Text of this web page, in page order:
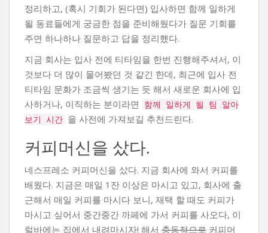
정리하고, (혹시 기회가 된다면) 입사하면 함께 일하게
될 동료들에게 궁금한 점을 준비해뒀다가 질문 기회를
주면 하나하나 질문하고 답을 정리했다.
지금 회사는 입사 전에 티타임을 한번 진행해주셔서, 이
것보다 더 많이 물어봤던 것 같긴 한데, 최근에 입사 전
티타임 문화가 조금씩 생기는 듯 해서 새로운 회사에 입
사하거나, 이직하는 분이라면
함께 일하게 될 팀 알아
보기 시간 을 사전에 가져보길 추천드린다.
커피머신을 샀다.
네스프레소 커피머신을 샀다. 지금 회사에 와서 커피를
배웠다. 지금은 매일 1잔 이상은 마시고 있고, 회사에 출
근해서 매일 커피를 마시다 보니, 재택 할 때도 커피가
마시고 싶어서 중간중간 까페에 가서 커피를 사오다, 이
럴바에는 집에서 내려마시자! 해서 충동적으로 커피머